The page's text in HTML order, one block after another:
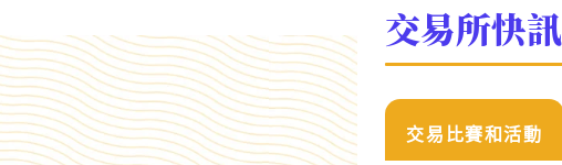
交易所快訊
交易比賽和活動